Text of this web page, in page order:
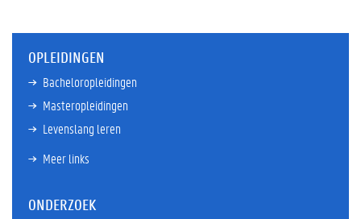
OPLEIDINGEN
Bacheloropleidingen
Masteropleidingen
Levenslang leren
Meer links
ONDERZOEK